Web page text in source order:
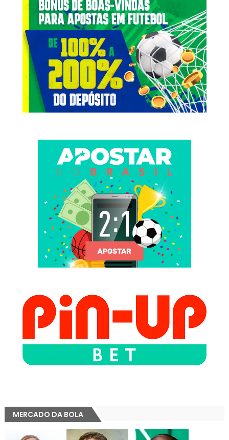
MERCADO DA BOLA